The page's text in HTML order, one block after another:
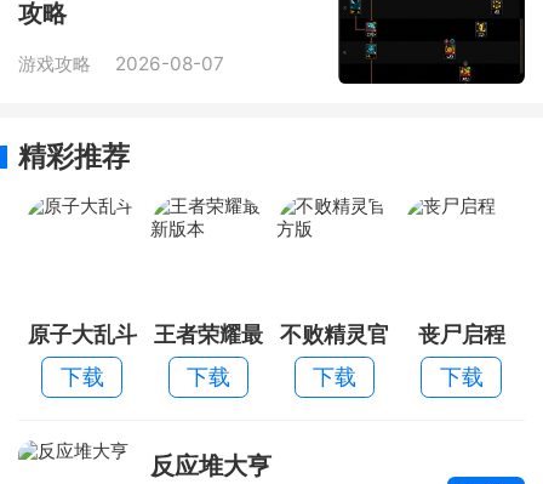
攻略
游戏攻略 2026-08-07
精彩推荐
原子大乱斗
下载
王者荣耀最
新版本
下载
不败精灵官
方版
下载
丧尸启程
下载
反应堆大亨